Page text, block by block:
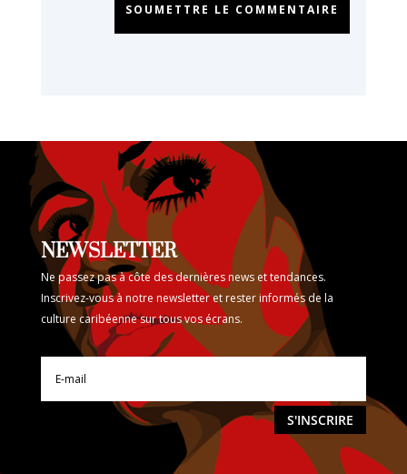
SOUMETTRE LE COMMENTAIRE
NEWSLETTER
Ne passez pas à côte des dernières news et tendances.
Inscrivez-vous à notre newsletter et rester informés de la
culture caribéenne sur tous vos écrans.
S'INSCRIRE